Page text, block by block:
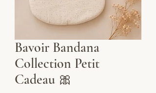
Bavoir Bandana
Collection Petit
Cadeau 🎀